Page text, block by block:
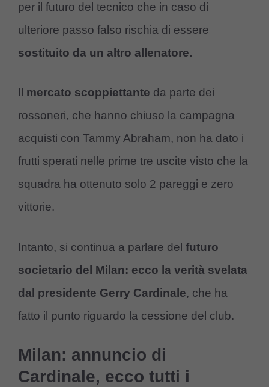
per il futuro del tecnico che in caso di
ulteriore passo falso rischia di essere
sostituito da un altro allenatore.
Il mercato scoppiettante da parte dei
rossoneri, che hanno chiuso la campagna
acquisti con Tammy Abraham, non ha dato i
frutti sperati nelle prime tre uscite visto che la
squadra ha ottenuto solo 2 pareggi e zero
vittorie.
Intanto, si continua a parlare del futuro
societario del Milan: ecco la verità svelata
dal presidente Gerry Cardinale, che ha
fatto il punto riguardo la cessione del club.
Milan: annuncio di
Cardinale, ecco tutti i